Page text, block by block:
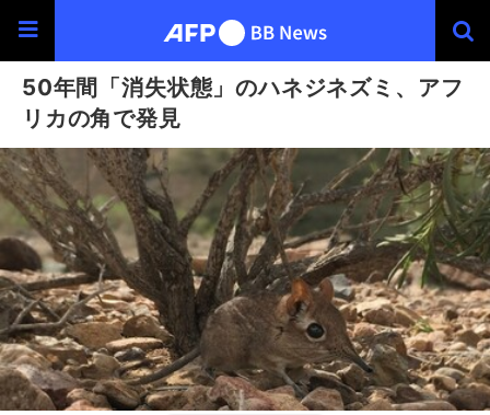
50年間「消失状態」のハネジネズミ、アフ
リカの角で発見